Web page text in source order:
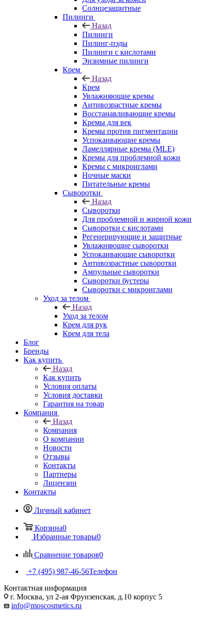
Солнцезащитные
Пилинги
Назад
Пилинги
Пилинг-пэды
Пилинги с кислотами
Энзимные пилинги
Крем
Назад
Крем
Увлажняющие кремы
Антивозрастные кремы
Восстанавливающие кремы
Кремы для век
Кремы против пигментации
Успокаивающие кремы
Ламеллярные кремы (MLE)
Кремы для проблемной кожи
Кремы с микроиглами
Ночные маски
Питательные кремы
Сыворотки
Назад
Сыворотки
Для проблемной и жирной кожи
Сыворотки с кислотами
Регенерирующие и защитные
Увлажняющие сыворотки
Успокаивающие сыворотки
Антивозрастные сыворотки
Ампульные сыворотки
Сыворотки бустеры
Сыворотки с микроиглами
Уход за телом
Назад
Уход за телом
Крем для рук
Крем для тела
Блог
Бренды
Как купить
Назад
Как купить
Условия оплаты
Условия доставки
Гарантия на товар
Компания
Назад
Компания
О компании
Новости
Отзывы
Контакты
Партнеры
Лицензии
Контакты
Личный кабинет
Корзина0
Избранные товары0
Сравнение товаров0
+7 (495) 987-46-56Телефон
Контактная информация
г. Москва, ул 2-ая Фрунзенская, д.10 корпус 5
info@moscosmetics.ru